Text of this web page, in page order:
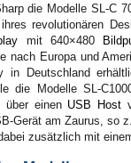
die Modelle SL-C
revolutionären
mit 640×480
nach Europa und
in Deutschland
die Modelle SL-
über einen USB Host
Gerät am Zaurus, so
zusätzlich mit